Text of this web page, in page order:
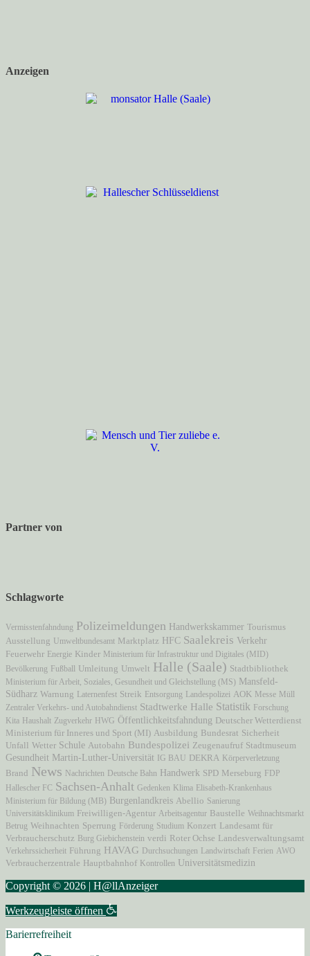
Anzeigen
Partner von
Schlagworte
Vermisstenfahndung Polizeimeldungen Handwerkskammer Tourismus
Ausstellung Umweltbundesamt Marktplatz HFC Saalekreis Verkehr
Feuerwehr Energie Kinder Ministerium für Infrastruktur und Digitales (MID)
Bevölkerung Fußball Umleitung Umwelt Halle (Saale) Stadtbibliothek
Ministerium für Arbeit, Soziales, Gesundheit und Gleichstellung (MS) Mansfeld-
Südharz Warnung Laternenfest Streik Entsorgung Landespolizei AOK Messe Müll
Zentraler Verkehrs- und Autobahndienst Stadtwerke Halle Statistik Forschung
Kita Haushalt Zugverkehr HWG Öffentlichkeitsfahndung Deutscher Wetterdienst
Ministerium für Inneres und Sport (MI) Ausbildung Bundesrat Sicherheit
Unfall Wetter Schule Autobahn Bundespolizei Zeugenaufruf Stadtmuseum
Gesundheit Martin-Luther-Universität IG BAU DEKRA Körperverletzung
Brand News Nachrichten Deutsche Bahn Handwerk SPD Merseburg FDP
Hallescher FC Sachsen-Anhalt Gedenken Klima Elisabeth-Krankenhaus
Ministerium für Bildung (MB) Burgenlandkreis Abellio Sanierung
Universitätsklinikum Freiwilligen-Agentur Arbeitsagentur Baustelle Weihnachtsmarkt
Betrug Weihnachten Sperrung Förderung Studium Konzert Landesamt für
Verbraucherschutz Burg Giebichenstein verdi Roter Ochse Landesverwaltungsamt
Verkehrssicherheit Führung HAVAG Durchsuchungen Landwirtschaft Ferien AWO
Verbraucherzentrale Hauptbahnhof Kontrollen Universitätsmedizin
Copyright © 2026 | H@llAnzeiger
Werkzeugleiste öffnen
Barierrefreiheit